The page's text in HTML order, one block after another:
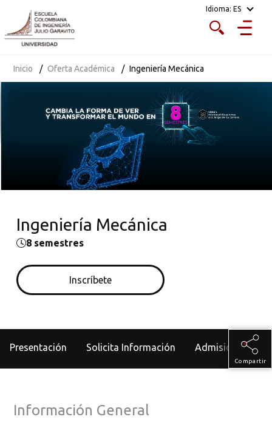
Idioma: ES
Inicio Oferta Académica Ingeniería Mecánica
Ingeniería Mecánica
8 semestres
Inscríbete
Presentación Solicita Información Admisiones
Compartir
Información General